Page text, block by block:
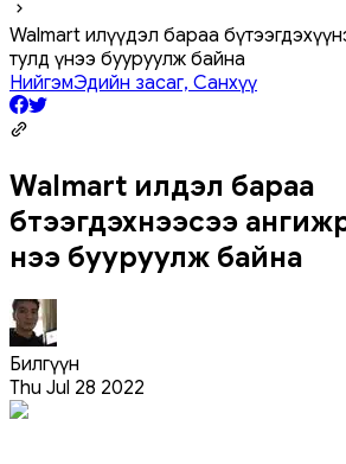
Walmart илүүдэл бараа
тулд үнээ бууруулж байна
НийгэмЭдийн засаг, Санхүү
Walmart илүүдэл бараа
бүтээгдэхүүнээсээ
үнээ бууруулж байна
Билгүүн
Thu Jul 28 2022